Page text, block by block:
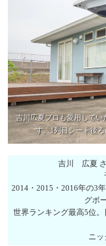
吉川広夏プロも愛用して
す。 1列目シート後
吉川 広夏 さ
2014・2015・2016年の3
グボ
世界ランキング最高5位
ニ